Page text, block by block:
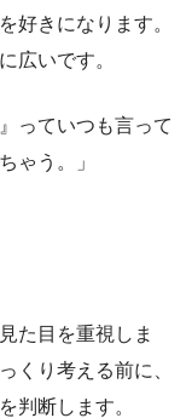
好きになります。
広いです。
っていつも言って
ゃう。」
た目を重視しま
くり考える前に、
判断します。